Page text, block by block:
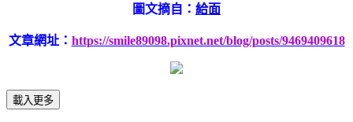
圖文摘自： 給面
文章網址： https://smile89098.pixnet.net/blog/posts/9469409618
載入更多